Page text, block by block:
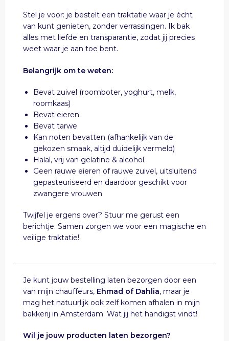
Stel je voor: je bestelt een traktatie waar je écht
van kunt genieten, zonder verrassingen. Ik bak
alles met liefde en transparantie, zodat jij precies
weet waar je aan toe bent.
Belangrijk om te weten:
Bevat zuivel (roomboter, yoghurt, melk,
roomkaas)
Bevat eieren
Bevat tarwe
Kan noten bevatten (afhankelijk van de
gekozen smaak, altijd duidelijk vermeld)
Halal, vrij van gelatine & alcohol
Geen rauwe eieren of rauwe zuivel, uitsluitend
gepasteuriseerd en daardoor geschikt voor
zwangere vrouwen
Twijfel je ergens over? Stuur me gerust een
berichtje. Samen zorgen we voor een magische en
veilige traktatie!
Je kunt jouw bestelling laten bezorgen door een
van mijn chauffeurs, Ehmad of Dahlia, maar je
mag het natuurlijk ook zelf komen afhalen in mijn
bakkerij in Amsterdam. Wat jij het handigst vindt!
Wil je jouw producten laten bezorgen?